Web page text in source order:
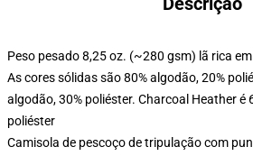
Peso pesado 8,25 oz. (~280 gsm) lã rica
As cores sólidas são 80% algodão, 20%
algodão, 30% poliéster. Charcoal Heather é
poliéster
Camisola de pescoço de tripulação com